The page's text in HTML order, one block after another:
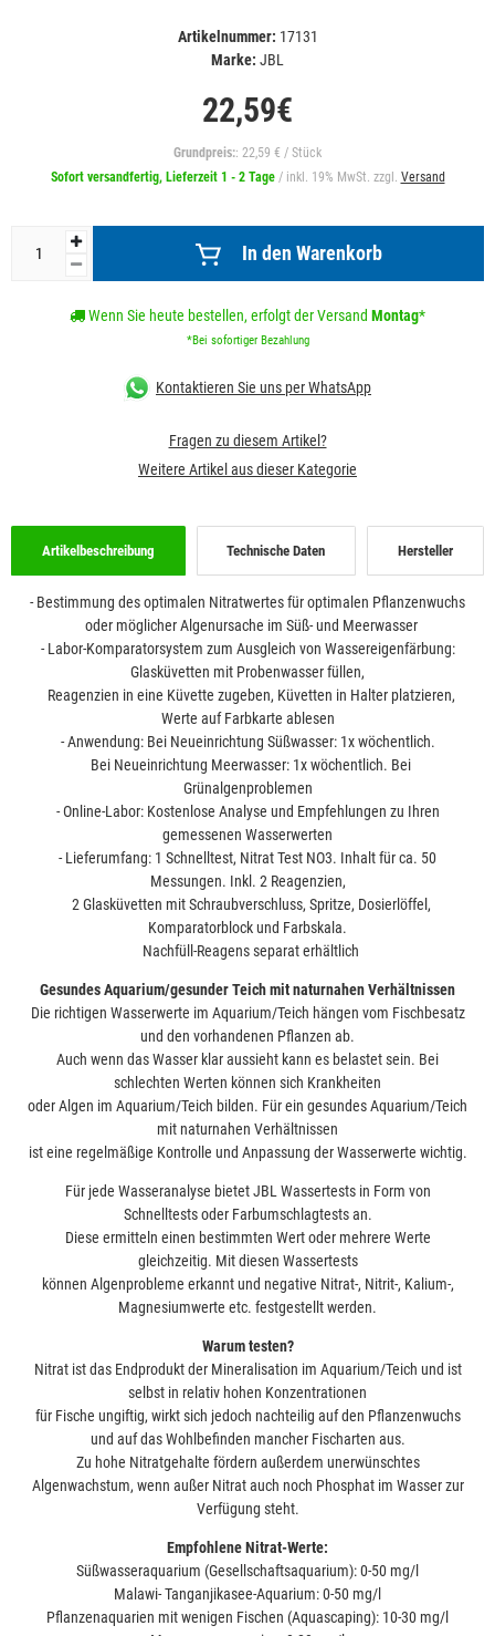
Artikelnummer: 17131
Marke: JBL
22,59€
Grundpreis:: 22,59 € / Stück
Sofort versandfertig, Lieferzeit 1 - 2 Tage / inkl. 19% MwSt. zzgl. Versand
In den Warenkorb
Wenn Sie heute bestellen, erfolgt der Versand Montag*
*Bei sofortiger Bezahlung
Kontaktieren Sie uns per WhatsApp
Fragen zu diesem Artikel?
Weitere Artikel aus dieser Kategorie
Artikelbeschreibung Technische Daten Hersteller
- Bestimmung des optimalen Nitratwertes für optimalen Pflanzenwuchs
oder möglicher Algenursache im Süß- und Meerwasser
- Labor-Komparatorsystem zum Ausgleich von Wassereigenfärbung:
Glasküvetten mit Probenwasser füllen,
Reagenzien in eine Küvette zugeben, Küvetten in Halter platzieren,
Werte auf Farbkarte ablesen
- Anwendung: Bei Neueinrichtung Süßwasser: 1x wöchentlich.
Bei Neueinrichtung Meerwasser: 1x wöchentlich. Bei
Grünalgenproblemen
- Online-Labor: Kostenlose Analyse und Empfehlungen zu Ihren
gemessenen Wasserwerten
- Lieferumfang: 1 Schnelltest, Nitrat Test NO3. Inhalt für ca. 50
Messungen. Inkl. 2 Reagenzien,
2 Glasküvetten mit Schraubverschluss, Spritze, Dosierlöffel,
Komparatorblock und Farbskala.
Nachfüll-Reagens separat erhältlich
Gesundes Aquarium/gesunder Teich mit naturnahen Verhältnissen
Die richtigen Wasserwerte im Aquarium/Teich hängen vom Fischbesatz
und den vorhandenen Pflanzen ab.
Auch wenn das Wasser klar aussieht kann es belastet sein. Bei
schlechten Werten können sich Krankheiten
oder Algen im Aquarium/Teich bilden. Für ein gesundes Aquarium/Teich
mit naturnahen Verhältnissen
ist eine regelmäßige Kontrolle und Anpassung der Wasserwerte wichtig.
Für jede Wasseranalyse bietet JBL Wassertests in Form von
Schnelltests oder Farbumschlagtests an.
Diese ermitteln einen bestimmten Wert oder mehrere Werte
gleichzeitig. Mit diesen Wassertests
können Algenprobleme erkannt und negative Nitrat-, Nitrit-, Kalium-,
Magnesiumwerte etc. festgestellt werden.
Warum testen?
Nitrat ist das Endprodukt der Mineralisation im Aquarium/Teich und ist
selbst in relativ hohen Konzentrationen
für Fische ungiftig, wirkt sich jedoch nachteilig auf den Pflanzenwuchs
und auf das Wohlbefinden mancher Fischarten aus.
Zu hohe Nitratgehalte fördern außerdem unerwünschtes
Algenwachstum, wenn außer Nitrat auch noch Phosphat im Wasser zur
Verfügung steht.
Empfohlene Nitrat-Werte:
Süßwasseraquarium (Gesellschaftsaquarium): 0-50 mg/l
Malawi- Tanganjikasee-Aquarium: 0-50 mg/l
Pflanzenaquarien mit wenigen Fischen (Aquascaping): 10-30 mg/l